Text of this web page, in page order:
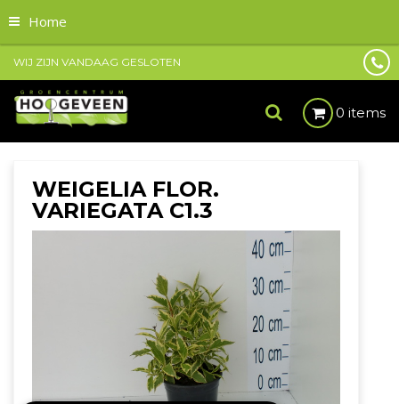
Home
WIJ ZIJN VANDAAG GESLOTEN
0 items
WEIGELIA FLOR.
VARIEGATA C1.3